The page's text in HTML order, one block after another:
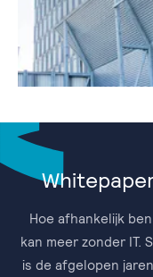
Hoe afhankelijk
kan meer zonder IT.
is de afgelopen